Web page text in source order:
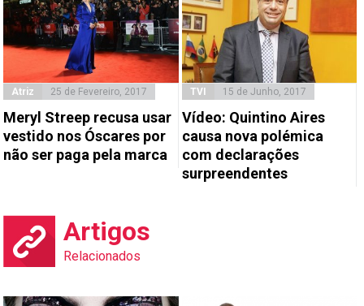
Atriz 25 de Fevereiro, 2017
Meryl Streep recusa usar
vestido nos Óscares por
não ser paga pela marca
TVI 15 de Junho, 2017
Vídeo: Quintino Aires
causa nova polémica
com declarações
surpreendentes
Artigos
Relacionados